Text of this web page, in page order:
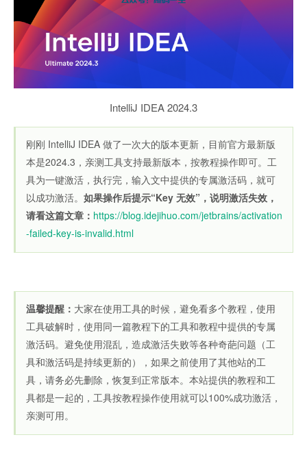
IntelliJ IDEA 2024.3
刚刚 IntelliJ IDEA 做了一次大的版本更新，目前官方最新版
本是2024.3，亲测工具支持最新版本，按教程操作即可。工
具为一键激活，执行完，输入文中提供的专属激活码，就可
以成功激活。 如果操作后提示“Key 无效”，说明激活失效，
请看这篇文章： https://blog.idejihuo.com/jetbrains/activation
-failed-key-is-invalid.html
温馨提醒： 大家在使用工具的时候，避免看多个教程，使用
工具破解时，使用同一篇教程下的工具和教程中提供的专属
激活码。避免使用混乱，造成激活失败等各种奇葩问题（工
具和激活码是持续更新的），如果之前使用了其他站的工
具，请务必先删除，恢复到正常版本。本站提供的教程和工
具都是一起的，工具按教程操作使用就可以100%成功激活，
亲测可用。